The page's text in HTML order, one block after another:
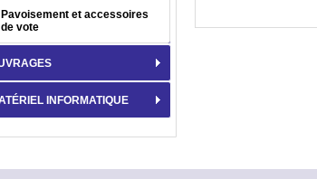
Pavoisement et accessoires
de vote
INFORMATIQUE